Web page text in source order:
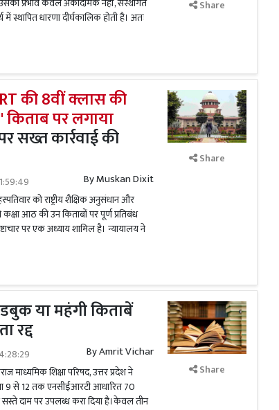
स्थापित धारणा दीर्घकालिक होती है। अतः
Share
की 8वीं क्लास की
किताब पर लगाया
सख्त कार्रवाई की
ByMuskan Dixit
को राष्ट्रीय शैक्षिक अनुसंधान और
आठ की उन किताबों पर पूर्ण प्रतिबंध
पर एक अध्याय शामिल है। न्यायालय ने
Share
या महंगी किताबें
रद्द
ByAmrit Vichar
माध्यमिक शिक्षा परिषद, उत्तर प्रदेश ने
9 से 12 तक एनसीईआरटी आधारित 70
दाम पर उपलब्ध करा दिया है।केवल तीन
Share